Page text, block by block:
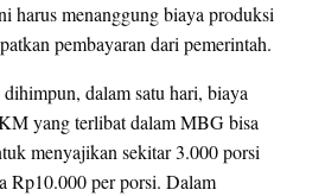
harus menanggung biaya produksi
pembayaran dari pemerintah.
dalam satu hari, biaya
yang terlibat dalam MBG bisa
menyajikan sekitar 3.000 porsi
Rp10.000 per porsi. Dalam